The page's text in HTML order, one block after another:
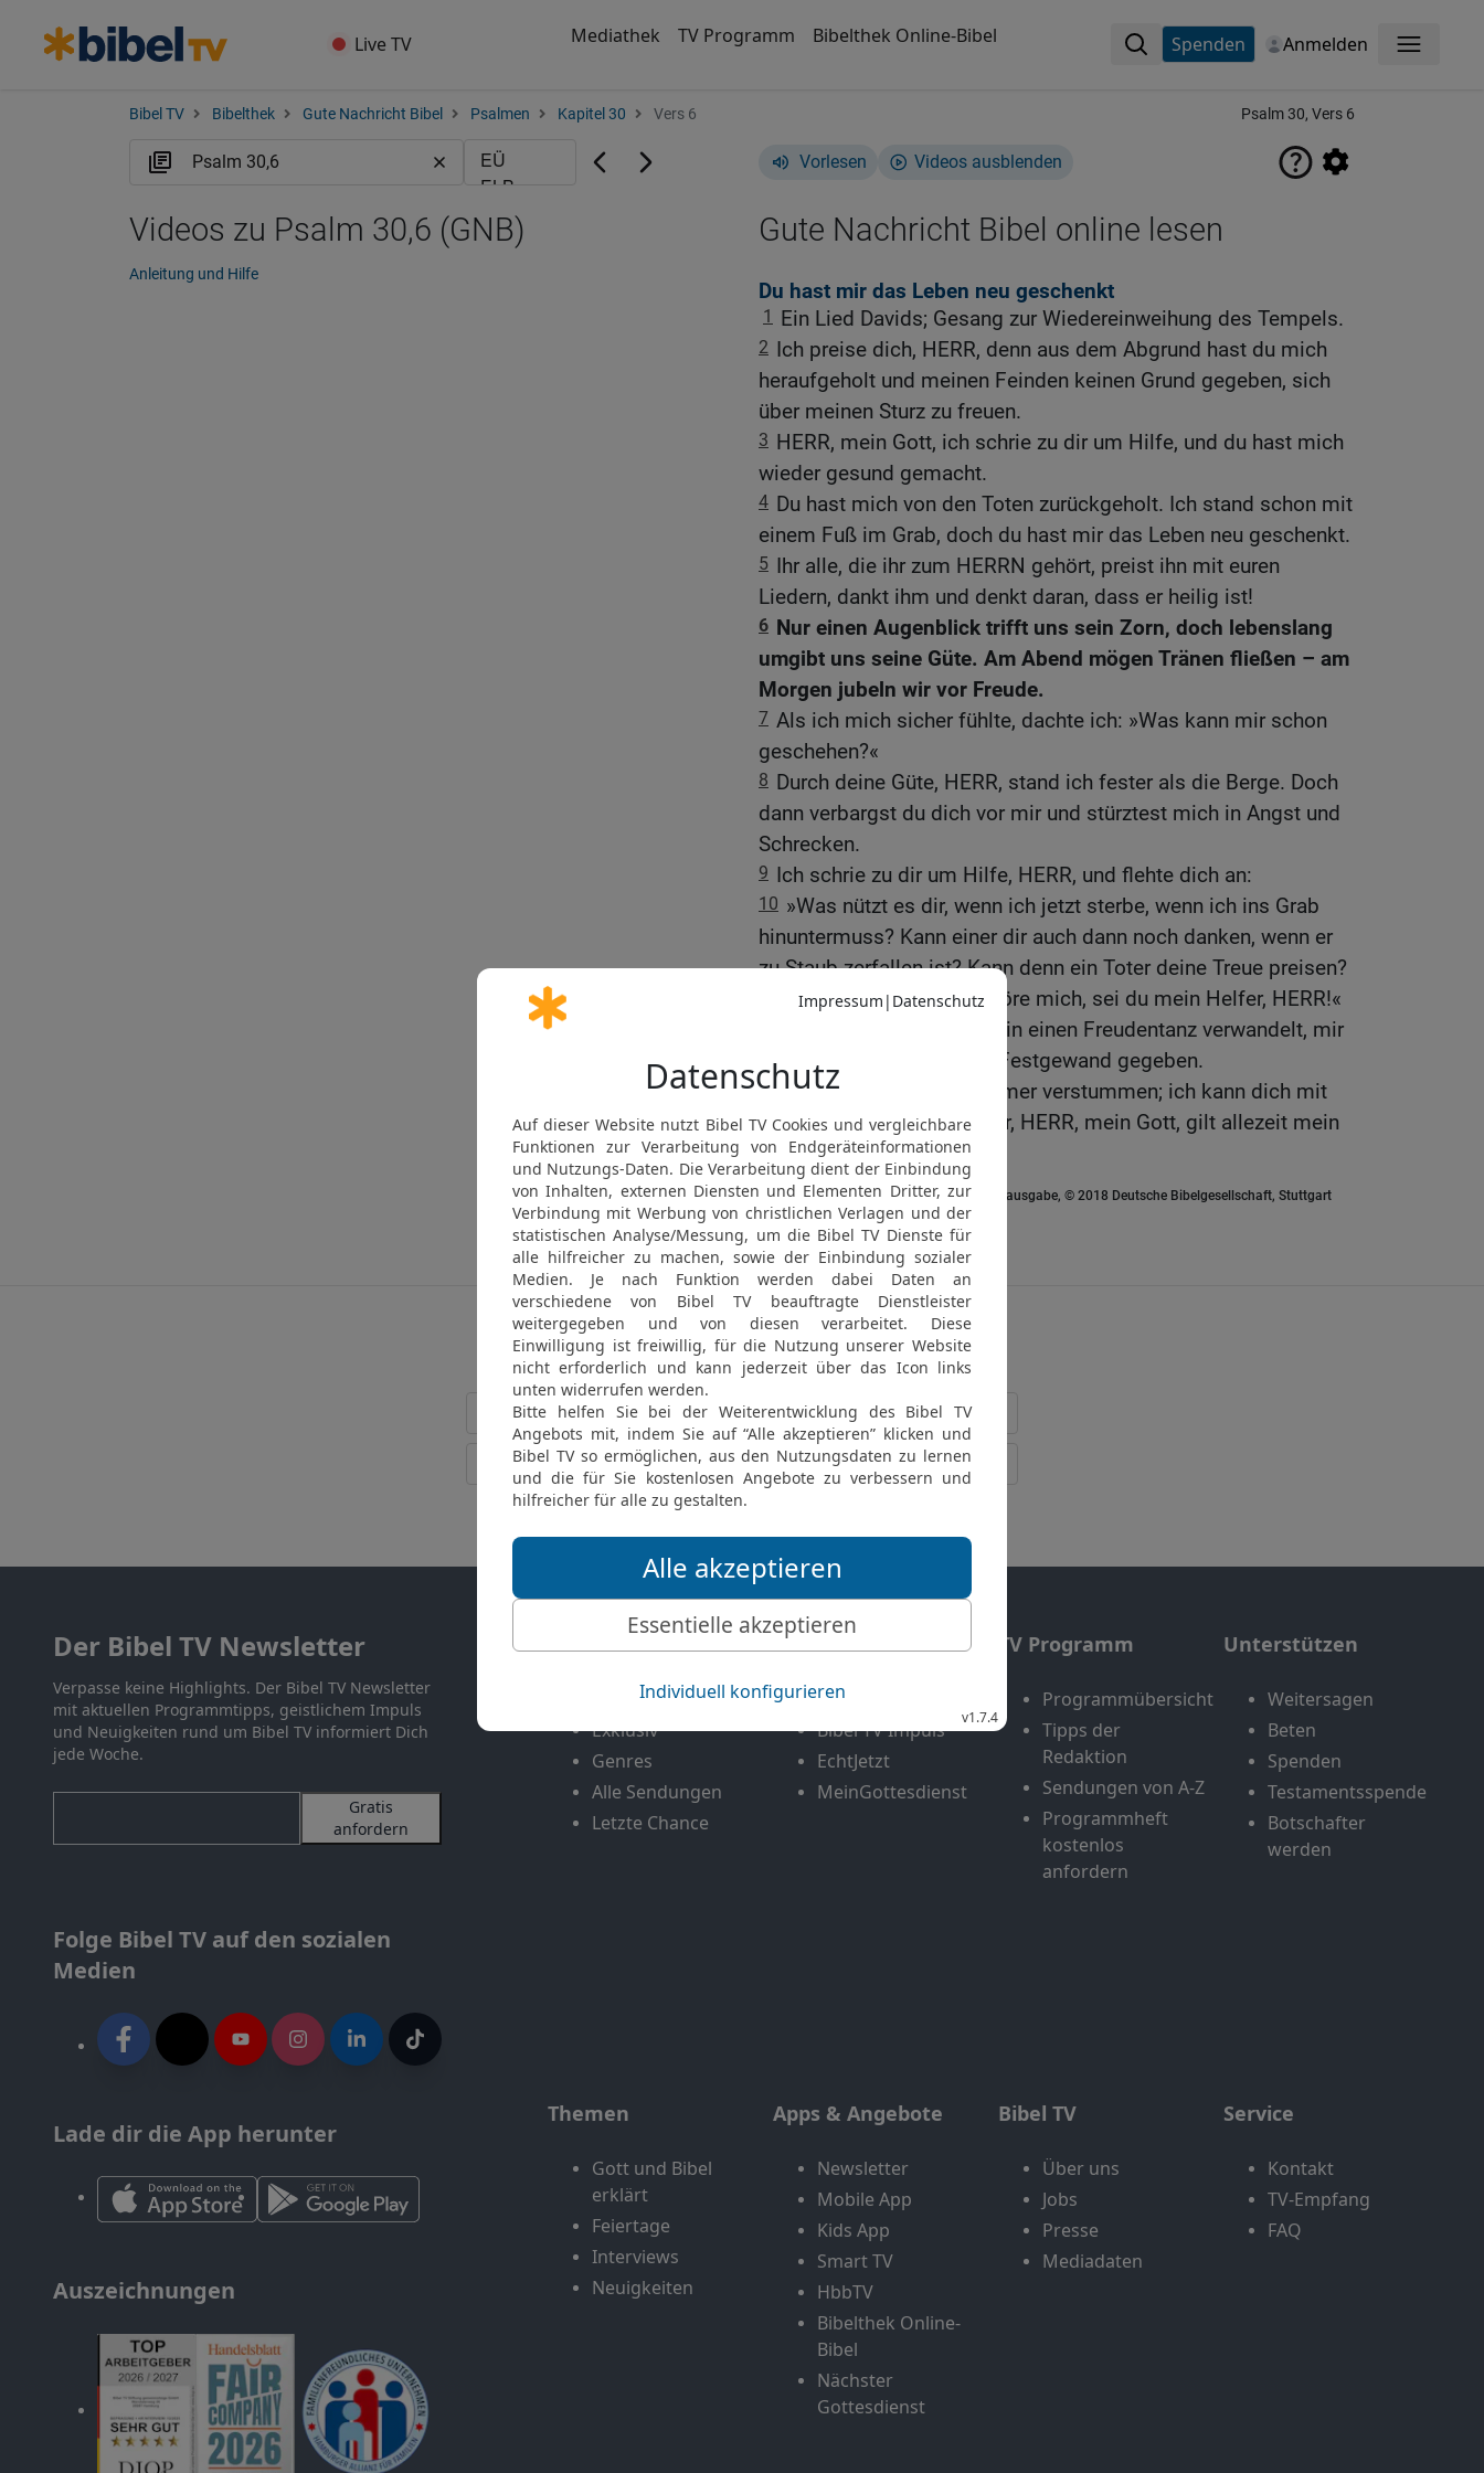
Live TV Mediathek TV Programm Bibelthek Online-Bibel Spenden Anmelden Menü
Bibel TV Bibelthek Gute Nachricht Bibel Psalmen Kapitel 30 Vers 6 Psalm 30, Vers 6
Vorlesen Videos ausblenden
Gute Nachricht Bibel online lesen
Du hast mir das Leben neu geschenkt
1 Ein Lied Davids; Gesang zur Wiedereinweihung des Tempels.
2 Ich preise dich, HERR, denn aus dem Abgrund hast du mich
heraufgeholt und meinen Feinden keinen Grund gegeben, sich
über meinen Sturz zu freuen.
3 HERR, mein Gott, ich schrie zu dir um Hilfe, und du hast mich
wieder gesund gemacht.
4 Du hast mich von den Toten zurückgeholt. Ich stand schon mit
einem Fuß im Grab, doch du hast mir das Leben neu geschenkt.
5 Ihr alle, die ihr zum HERRN gehört, preist ihn mit euren
Liedern, dankt ihm und denkt daran, dass er heilig ist!
6 Nur einen Augenblick trifft uns sein Zorn, doch lebenslang
umgibt uns seine Güte. Am Abend mögen Tränen fließen – am
Morgen jubeln wir vor Freude.
7 Als ich mich sicher fühlte, dachte ich: »Was kann mir schon
geschehen?«
8 Durch deine Güte, HERR, stand ich fester als die Berge. Doch
dann verbargst du dich vor mir und stürztest mich in Angst und
Schrecken.
9 Ich schrie zu dir um Hilfe, HERR, und flehte dich an:
10 »Was nützt es dir, wenn ich jetzt sterbe, wenn ich ins Grab
hinuntermuss? Kann einer dir auch dann noch danken, wenn er
zu Staub zerfallen ist? Kann denn ein Toter deine Treue preisen?
HERR, hab Erbarmen, höre mich, sei du mein Helfer, HERR!«
Du hast mein Klagelied in einen Freudentanz verwandelt, mir
statt des Trauerkleids ein Festgewand gegeben.
13 Ich musste nicht für immer verstummen; ich kann dich mit
meinen Liedern preisen. Dir, HERR, mein Gott, gilt allezeit mein
Dank!
Gute Nachricht Bibel, durchgesehene Neuausgabe, © 2018 Deutsche Bibelgesellschaft, Stuttgart
Videos zu Psalm 30,6 (GNB)
Anleitung und Hilfe
Möchtest du uns Feedback geben?
Bewertung der Bibelthek
Der Bibel TV Newsletter
Verpasse keine Highlights. Der Bibel TV Newsletter
mit aktuellen Programmtipps, geistlichem Impuls
und Neuigkeiten rund um Bibel TV informiert Dich
jede Woche.
Gratis
anfordern
Folge Bibel TV auf den sozialen
Medien
Lade dir die App herunter
Auszeichnungen
Mediathek
Mehr entdecken
Exklusiv
Genres
Alle Sendungen
Letzte Chance
Livestream
Bibel TV
Bibel TV Impuls
EchtJetzt
MeinGottesdienst
TV Programm
Programmübersicht
Tipps der
Redaktion
Sendungen von A-Z
Programmheft
kostenlos
anfordern
Unterstützen
Weitersagen
Beten
Spenden
Testamentsspende
Botschafter
werden
Themen
Gott und Bibel
erklärt
Feiertage
Interviews
Neuigkeiten
Apps & Angebote
Newsletter
Mobile App
Kids App
Smart TV
HbbTV
Bibelthek Online-
Bibel
Nächster
Gottesdienst
Bibel TV
Über uns
Jobs
Presse
Mediadaten
Service
Kontakt
TV-Empfang
FAQ